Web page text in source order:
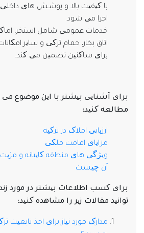
با کیفیت بالا و پوشش های داخلی
اجرا می شود.
خدمات عمومی شامل استخر،
اتاق بخار، حمام ترکی و سایر
برای ساکنین تضمین می کند.
برای آشنایی بیشتر با این موضوع می
مطالعه کنید:
ارزیابی املاک در ترکیه
مزایای اقامت ملکی
ویژگی های منطقه کایتانه و
آن چیست
برای کسب اطلاعات بیشتر در مورد
توانید مقالات زیر را مشاهده کنید:
مدارک مورد نیاز برای اخذ تابعیت